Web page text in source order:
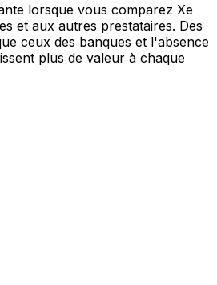
lorsque vous comparez Xe
et aux autres prestataires. Des
ceux des banques et l'absence
plus de valeur à chaque